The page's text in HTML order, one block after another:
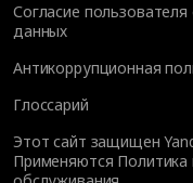
Согласие
данных
Антикоррупционная
Глоссарий
Этот сайт защищен
Применяются